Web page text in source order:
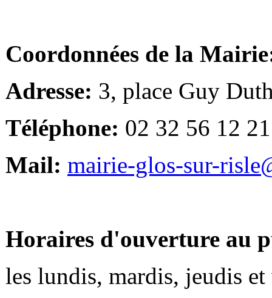
Coordonnées de la
Adresse: 3, place Guy
Téléphone: 02 32 56 12 21
Mail: mairie-glos-sur-
Horaires d'ouverture au
les lundis, mardis, jeudis et